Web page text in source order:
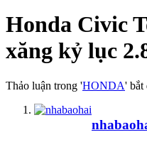
Honda Civic
xăng kỷ lục
Thảo luận trong 'HONDA' bắt